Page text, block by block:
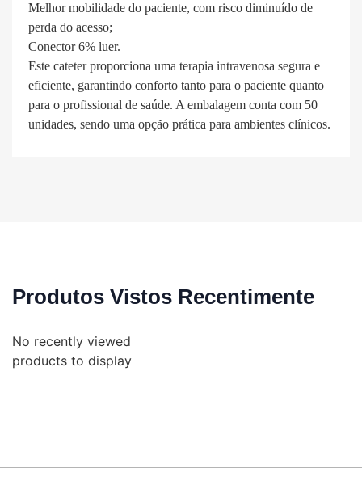
Melhor mobilidade do paciente, com risco diminuído de
perda do acesso;
Conector 6% luer.
Este cateter proporciona uma terapia intravenosa segura e
eficiente, garantindo conforto tanto para o paciente quanto
para o profissional de saúde. A embalagem conta com 50
unidades, sendo uma opção prática para ambientes clínicos.
Produtos Vistos Recentimente
No recently viewed
products to display